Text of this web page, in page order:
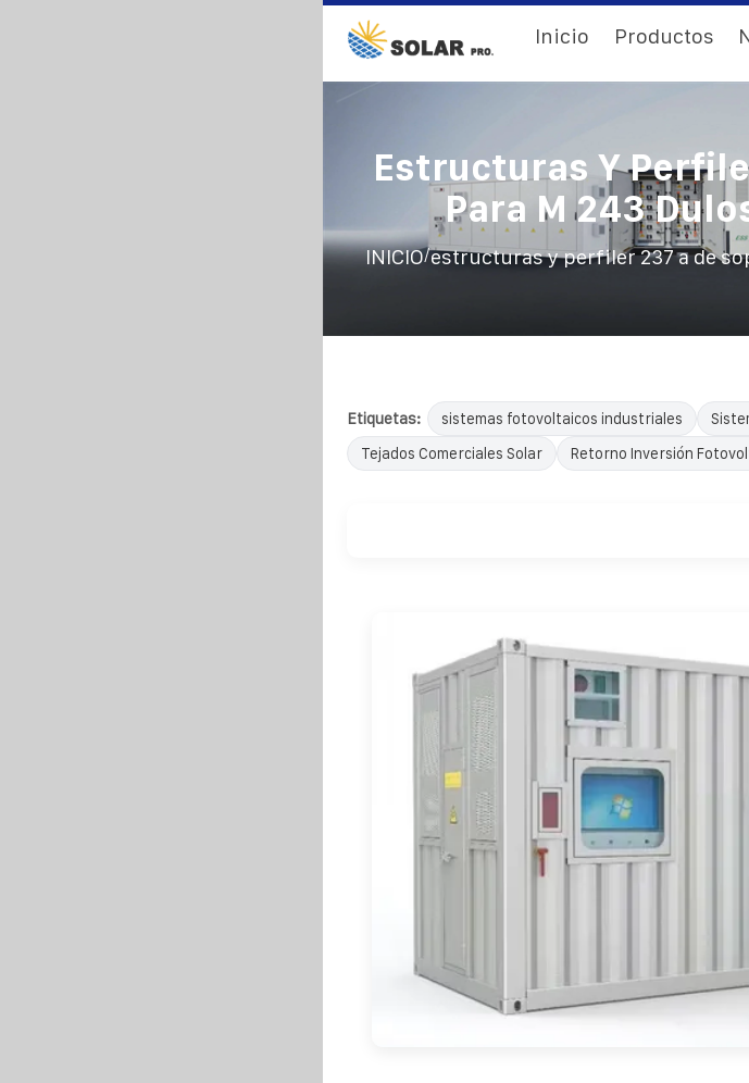
Inicio Productos
Estructuras Y
Para M 243
INICIO/estructuras y perfiler 237 a de
Etiquetas: sistemas fotovoltaicos industriales
Tejados Comerciales Solar
Retorno Inversión